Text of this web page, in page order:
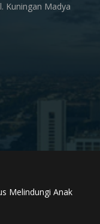
Kuningan Madya
Melindungi Anak